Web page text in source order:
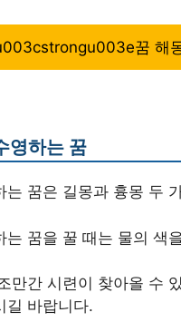
꿈 해
영하는 꿈
는 꿈은 길몽과 흉몽 두
는 꿈을 꿀 때는 물의 색
만간 시련이 찾아올 수
길 바랍니다.